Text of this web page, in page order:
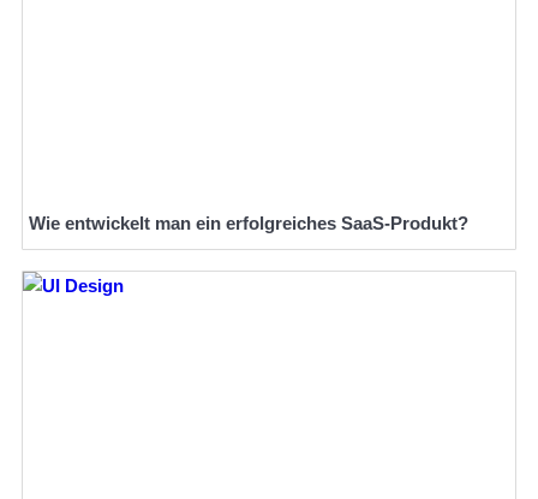
Wie entwickelt man ein erfolgreiches SaaS-Produkt?